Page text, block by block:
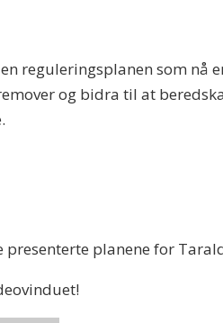
reguleringsplanen som nå
og bidra til at
presenterte planene for